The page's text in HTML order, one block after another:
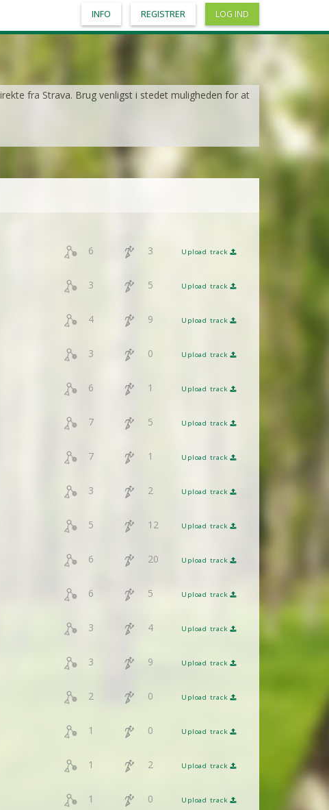
fra Strava. Brug venligst i stedet muligheden for at
6 3 Upload track
3 5 Upload track
4 9 Upload track
3 0 Upload track
6 1 Upload track
7 5 Upload track
7 1 Upload track
3 2 Upload track
5 12 Upload track
6 20 Upload track
6 5 Upload track
3 4 Upload track
3 9 Upload track
2 0 Upload track
1 0 Upload track
1 2 Upload track
1 0 Upload track
INFO REGISTRER LOG IND